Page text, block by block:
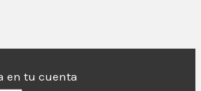
en tu cuenta